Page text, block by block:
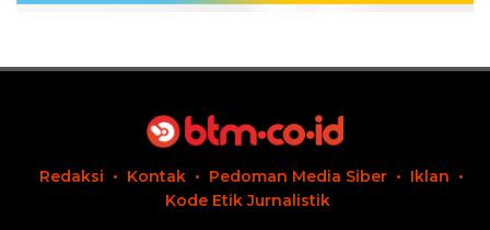
Redaksi Kontak Pedoman Media Siber
Iklan
Kode Etik Jurnalistik